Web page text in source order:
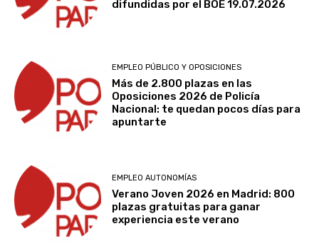
difundidas por el BOE 19.07.2026
EMPLEO PÚBLICO Y OPOSICIONES
Más de 2.800 plazas en las
Oposiciones 2026 de Policía
Nacional: te quedan pocos días para
apuntarte
EMPLEO AUTONOMÍAS
Verano Joven 2026 en Madrid: 800
plazas gratuitas para ganar
experiencia este verano